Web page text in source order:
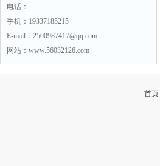
电话：
手机：19337185215
E-mail：2500987417@qq.com
网站：www.56032126.com
首页